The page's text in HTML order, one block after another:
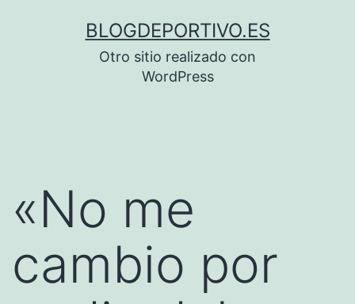
BLOGDEPORTIVO.ES
Otro sitio realizado con
WordPress
«No me
cambio por